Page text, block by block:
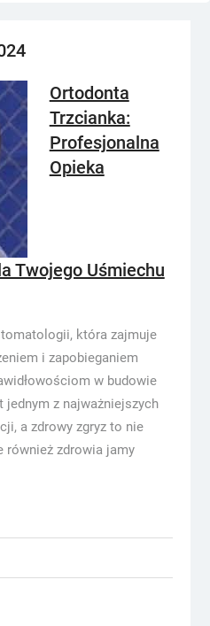
Ortodonta
Trzcianka:
Profesjonalna
Opieka
Twojego Uśmiechu
która zajmuje
i zapobieganiem
w budowie
z najważniejszych
a zdrowy zgryz to nie
zdrowia jamy